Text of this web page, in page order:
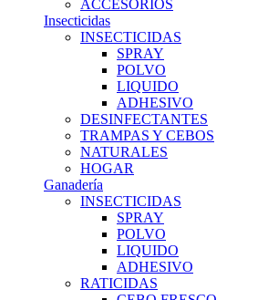
ACCESORIOS
Insecticidas
INSECTICIDAS
SPRAY
POLVO
LIQUIDO
ADHESIVO
DESINFECTANTES
TRAMPAS Y CEBOS
NATURALES
HOGAR
Ganadería
INSECTICIDAS
SPRAY
POLVO
LIQUIDO
ADHESIVO
RATICIDAS